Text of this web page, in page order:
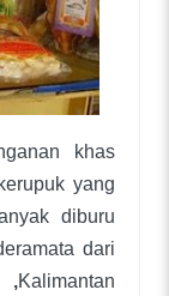
khas
yang
diburu
dari
,Kalimantan